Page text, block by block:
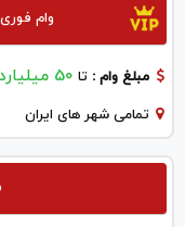
وام
مبلغ وام : تا 50 میلیارد
تمامی شهر های ایران